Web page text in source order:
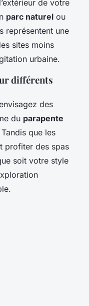
de votre
parc naturel ou
représentent une
sites moins
urbaine.
différents
des
du parapente
que les
profiter des spas
soit votre style